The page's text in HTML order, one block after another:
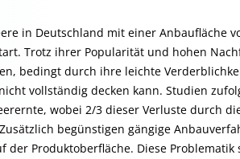
in Deutschland mit einer Anbaufläche
Trotz ihrer Popularität und hohen
bedingt durch ihre leichte
vollständig decken kann. Studien
wobei 2/3 dieser Verluste durch
begünstigen gängige
der Produktoberfläche. Diese